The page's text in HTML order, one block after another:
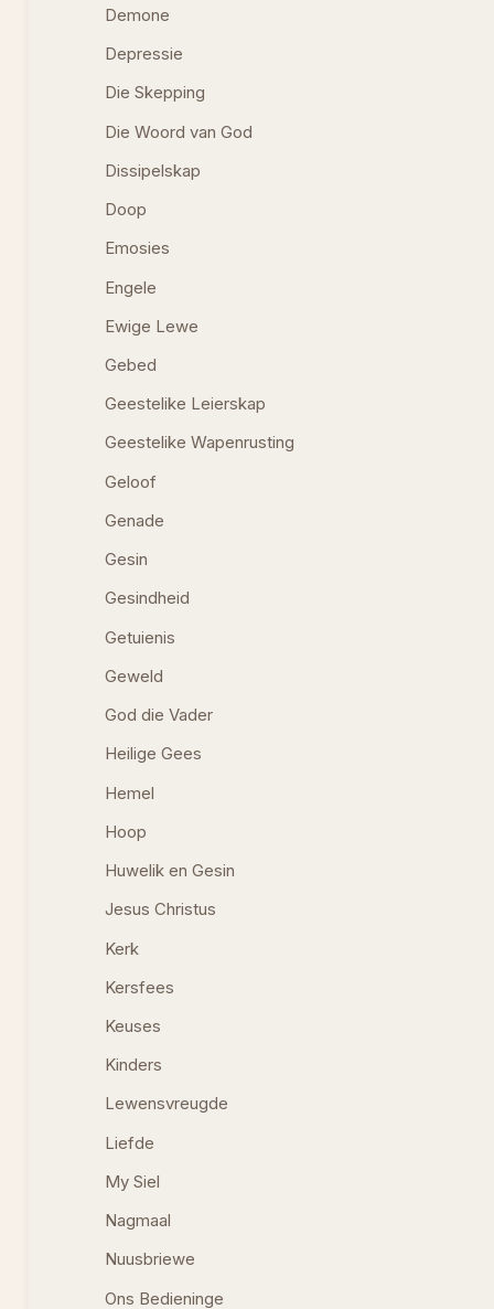
Demone
Depressie
Die Skepping
Die Woord van God
Dissipelskap
Doop
Emosies
Engele
Ewige Lewe
Gebed
Geestelike Leierskap
Geestelike Wapenrusting
Geloof
Genade
Gesin
Gesindheid
Getuienis
Geweld
God die Vader
Heilige Gees
Hemel
Hoop
Huwelik en Gesin
Jesus Christus
Kerk
Kersfees
Keuses
Kinders
Lewensvreugde
Liefde
My Siel
Nagmaal
Nuusbriewe
Ons Bedieninge